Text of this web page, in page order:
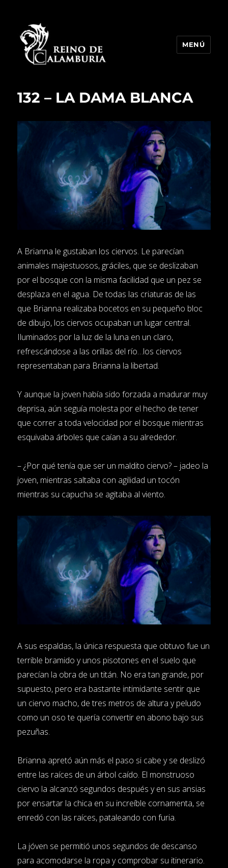
MENÚ
132 – LA DAMA BLANCA
A Brianna le gustaban los ciervos. Le parecían
animales majestuosos, gráciles, que se deslizaban
por el bosque con la misma facilidad que un pez se
desplaza en el agua. De todas las criaturas de las
que Brianna realizaba bocetos en su pequeño bloc
de dibujo, los ciervos ocupaban un lugar central.
Iluminados por la luz de la luna en un claro,
refrescándose a las orillas del río…los ciervos
representaban para Brianna la libertad.
Y aunque la joven había sido forzada a madurar muy
deprisa, aún seguía molesta por el hecho de tener
que correr a toda velocidad por el bosque mientras
esquivaba árboles que caían a su alrededor.
– ¿Por qué tenía que ser un maldito ciervo? – jadeo la
joven, mientras saltaba con agilidad un tocón
mientras su capucha se agitaba al viento.
A sus espaldas, la única respuesta que obtuvo fue un
terrible bramido y unos pisotones en el suelo que
parecían la obra de un titán. No era tan grande, por
supuesto, pero era bastante intimidante sentir que
un ciervo macho, de tres metros de altura y peludo
como un oso te quería convertir en abono bajo sus
pezuñas.
Brianna apretó aún más el paso si cabe y se deslizó
entre las raíces de un árbol caído. El monstruoso
ciervo la alcanzó segundos después y en sus ansias
por ensartar la chica en su increíble cornamenta, se
enredó con las raíces, pataleando con furia.
La jóven se permitió unos segundos de descanso
para acomodarse la ropa y comprobar su itinerario.